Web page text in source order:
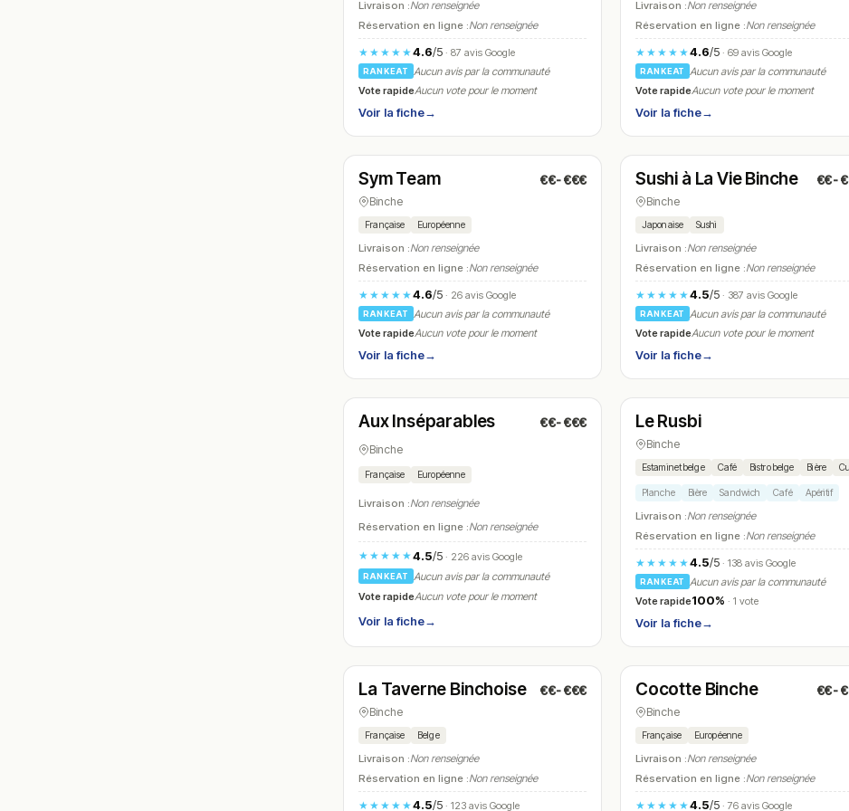
Livraison :Non renseignée
Réservation en ligne :Non renseignée
★★★★★4.6/5· 87 avis Google
RANKEAT
Aucun avis par la communauté
Vote rapideAucun vote pour le moment
Voir la fiche→
Livraison :Non renseignée
Réservation en ligne :Non renseignée
★★★★★4.6/5· 69 avis Google
RANKEAT
Aucun avis par la communauté
Vote rapideAucun vote pour le moment
Voir la fiche→
N° 12
Fermé(12:00 – 14:00, 18:00 – 22:30)
Sym Team €€-€€€
Binche
Française Européenne
Livraison :Non renseignée
Réservation en ligne :Non renseignée
★★★★★4.6/5· 26 avis Google
RANKEAT
Aucun avis par la communauté
Vote rapideAucun vote pour le moment
Voir la fiche→
N° 13
Fermé(12:00 – 14:00, 18:00 – 22:00)
Sushi à La Vie Binche €€-
Binche
Japonaise Sushi
Livraison :Non renseignée
Réservation en ligne :Non renseignée
★★★★★4.5/5· 387 avis Google
RANKEAT
Aucun avis par la communauté
Vote rapideAucun vote pour le moment
Voir la fiche→
N° 15
Fermé(10:00 – 23:00)
Aux Inséparables €€-€€€
Binche
Française Européenne
Livraison :Non renseignée
Réservation en ligne :Non renseignée
★★★★★4.5/5· 226 avis Google
RANKEAT
Aucun avis par la communauté
Vote rapideAucun vote pour le moment
Voir la fiche→
N° 16
Fermé(09:00 – 02:00)
Le Rusbi
Binche
Estaminet belge Café Bistro belge Bière
Planche Bière Sandwich Café Apéritif
Livraison :Non renseignée
Réservation en ligne :Non renseignée
★★★★★4.5/5· 138 avis Google
RANKEAT
Aucun avis par la communauté
Vote rapide100% · 1 vote
Voir la fiche→
N° 18
Fermé(11:00 – 00:00)
La Taverne Binchoise €€-€€€
Binche
Française Belge
Livraison :Non renseignée
Réservation en ligne :Non renseignée
★★★★★4.5/5· 123 avis Google
N° 19
Fermé(10:30 – 14:30)
Cocotte Binche €€-
Binche
Française Européenne
Livraison :Non renseignée
Réservation en ligne :Non renseignée
★★★★★4.5/5· 76 avis Google